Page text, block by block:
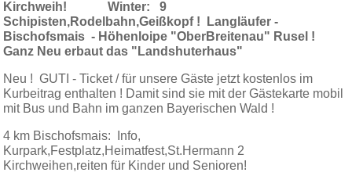
Kirchweih! Winter: 9
Schipisten,Rodelbahn,Geißkopf ! Langläufer -
Bischofsmais - Höhenloipe "OberBreitenau" Rusel !
Ganz Neu erbaut das "Landshuterhaus"
Neu ! GUTI - Ticket / für unsere Gäste jetzt kostenlos im
Kurbeitrag enthalten ! Damit sind sie mit der Gästekarte mobil
mit Bus und Bahn im ganzen Bayerischen Wald !
4 km Bischofsmais: Info,
Kurpark,Festplatz,Heimatfest,St.Hermann 2
Kirchweihen,reiten für Kinder und Senioren!